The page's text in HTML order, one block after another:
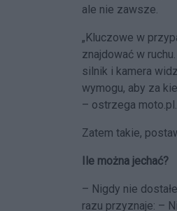
ale nie zawsze.
„Kluczowe w
znajdować w
silnik i kamera
wymogu, aby za
– ostrzega moto.pl.
Zatem takie,
Ile można jechać?
– Nigdy nie
razu przyznaje: –